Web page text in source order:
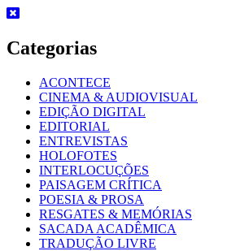
Skip
content
Categorias
ACONTECE
CINEMA & AUDIOVISUAL
EDIÇÃO DIGITAL
EDITORIAL
ENTREVISTAS
HOLOFOTES
INTERLOCUÇÕES
PAISAGEM CRÍTICA
POESIA & PROSA
RESGATES & MEMÓRIAS
SACADA ACADÊMICA
TRADUÇÃO LIVRE